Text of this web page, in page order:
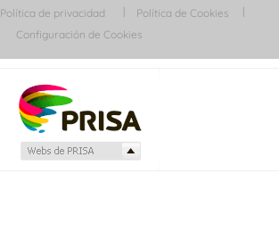
Política de privacidad
Política de Cookies
Configuración de Cookies